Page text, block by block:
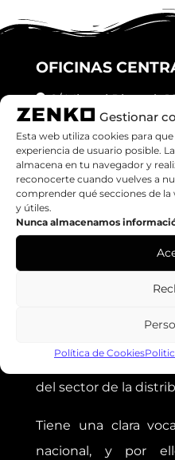
Gestionar
Esta web utiliza cookies para
experiencia de usuario posible.
almacena en tu navegador y
reconocerte cuando vuelves a
comprender qué secciones de
y útiles.
Nunca almacenamos
Política de Cookies
OFICINAS
C/ Miquel Ricomà, 18
Granollers (08401),
Teléfono:
Email:
Web: https://
principales Centrales
del sector de la
Tiene una clara
nacional, y por